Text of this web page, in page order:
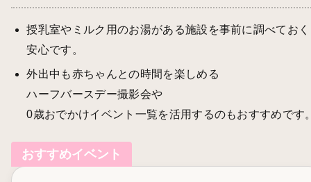
授乳室やミルク用のお湯がある施設を事前に調べてお
安心です。
外出中も赤ちゃんとの時間を楽しめる
ハーフバースデー撮影会や
0歳おでかけイベント一覧を活用するのもおすすめです
おすすめイベント